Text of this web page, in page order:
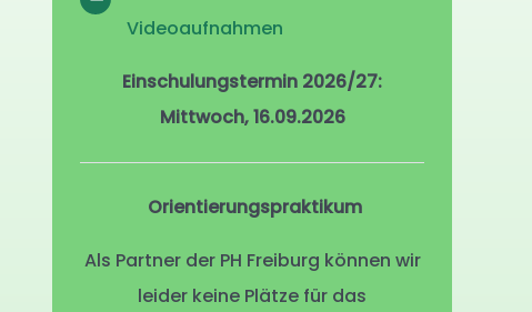
Videoaufnahmen
Einschulungstermin 2026/27:
Mittwoch, 16.09.2026
Orientierungspraktikum
Als Partner der PH Freiburg können wir
leider keine Plätze für das